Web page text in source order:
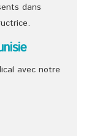
dans
avec notre